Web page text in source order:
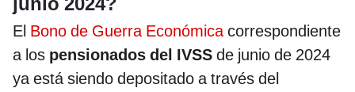
El Bono de Guerra Económicacorrespondiente
a los pensionados del IVSS de junio de 2024
ya está siendo depositado a través del